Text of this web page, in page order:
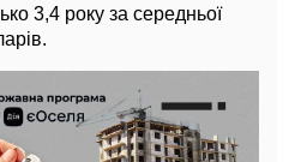
3,4 року за середньої